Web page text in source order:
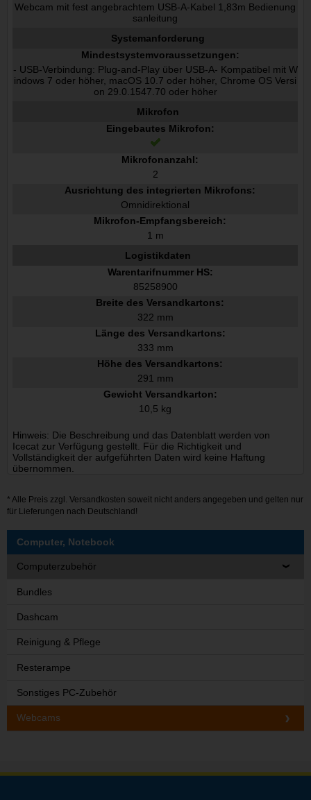
Webcam mit fest angebrachtem USB-A-Kabel 1,83m Bedienung
sanleitung
Systemanforderung
Mindestsystemvoraussetzungen:
- USB-Verbindung: Plug-and-Play über USB-A- Kompatibel mit W
indows 7 oder höher, macOS 10.7 oder höher, Chrome OS Versi
on 29.0.1547.70 oder höher
Mikrofon
Eingebautes Mikrofon:
Mikrofonanzahl:
2
Ausrichtung des integrierten Mikrofons:
Omnidirektional
Mikrofon-Empfangsbereich:
1 m
Logistikdaten
Warentarifnummer HS:
85258900
Breite des Versandkartons:
322 mm
Länge des Versandkartons:
333 mm
Höhe des Versandkartons:
291 mm
Gewicht Versandkarton:
10,5 kg
Hinweis: Die Beschreibung und das Datenblatt werden von
Icecat zur Verfügung gestellt. Für die Richtigkeit und
Vollständigkeit der aufgeführten Daten wird keine Haftung
übernommen.
* Alle Preis zzgl. Versandkosten soweit nicht anders angegeben und gelten nur
für Lieferungen nach Deutschland!
Computer, Notebook
Computerzubehör
Bundles
Dashcam
Reinigung & Pflege
Resterampe
Sonstiges PC-Zubehör
Webcams